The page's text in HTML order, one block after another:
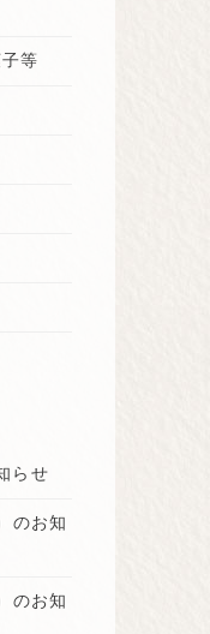
等
らせ
のお知
のお知